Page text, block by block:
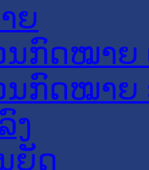
ຍ
ນກົດໝາຍ
ນກົດໝາຍ
ງ
ຍັດ